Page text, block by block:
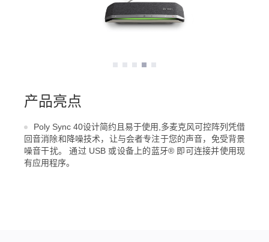
产品亮点
Poly Sync 40设计简约且易于使用,多麦克风可控阵列凭借
回音消除和降噪技术，让与会者专注于您的声音，免受背景
噪音干扰。 通过 USB 或设备上的蓝牙® 即可连接并使用现
有应用程序。